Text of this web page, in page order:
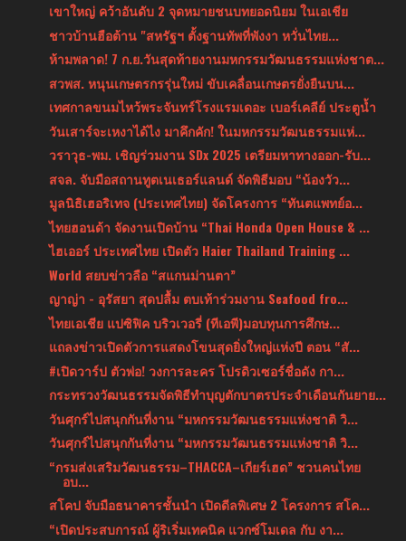
เขาใหญ่ คว้าอันดับ 2 จุดหมายชนบทยอดนิยม ในเอเชีย
ชาวบ้านฮือต้าน "สหรัฐฯ ตั้งฐานทัพที่พังงา หวั่นไทย...
ห้ามพลาด! 7 ก.ย.วันสุดท้ายงานมหกรรมวัฒนธรรมแห่งชาต...
สวพส. หนุนเกษตรกรรุ่นใหม่ ขับเคลื่อนเกษตรยั่งยืนบน...
เทศกาลขนมไหว้พระจันทร์โรงแรมเดอะ เบอร์เคลีย์ ประตูน้ำ
วันเสาร์จะเหงาได้ไง มาคึกคัก! ในมหกรรมวัฒนธรรมแห่...
วราวุธ-พม. เชิญร่วมงาน SDx 2025 เตรียมหาทางออก-รับ...
สจล. จับมือสถานทูตเนเธอร์แลนด์ จัดพิธีมอบ “น้องวัว...
มูลนิธิเฮอริเทจ (ประเทศไทย) จัดโครงการ “ทันตแพทย์อ...
ไทยฮอนด้า จัดงานเปิดบ้าน “Thai Honda Open House & ...
ไฮเออร์ ประเทศไทย เปิดตัว Haier Thailand Training ...
World สยบข่าวลือ “สแกนม่านตา”
ญาญ่า - อุรัสยา สุดปลื้ม ตบเท้าร่วมงาน Seafood fro...
ไทยเอเชีย แปซิฟิค บริวเวอรี่ (ทีเอพี)มอบทุนการศึกษ...
แถลงข่าวเปิดตัวการแสดงโขนสุดยิ่งใหญ่แห่งปี ตอน “สั...
#เปิดวาร์ป ตัวพ่อ! วงการละคร โปรดิวเซอร์ชื่อดัง กา...
กระทรวงวัฒนธรรมจัดพิธีทำบุญตักบาตรประจำเดือนกันยาย...
วันศุกร์ไปสนุกกันที่งาน “มหกรรมวัฒนธรรมแห่งชาติ วิ...
วันศุกร์ไปสนุกกันที่งาน “มหกรรมวัฒนธรรมแห่งชาติ วิ...
“กรมส่งเสริมวัฒนธรรม–THACCA–เกียร์เฮด” ชวนคนไทย
อบ...
สโคป จับมือธนาคารชั้นนำ เปิดดีลพิเศษ 2 โครงการ สโค...
“เปิดประสบการณ์ ผู้ริเริ่มเทคนิค แวกซ์โมเดล กับ งา...